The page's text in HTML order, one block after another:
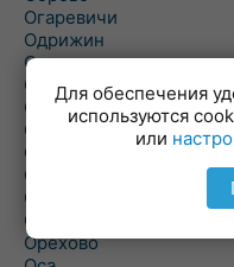
Огаревичи
Одрижин
Оздамичи
Озяты
Олтуш
Ольманы
Ольпень
Ольшаны
Омельная
Ополь
Орехово
Для обеспечения
используются
или